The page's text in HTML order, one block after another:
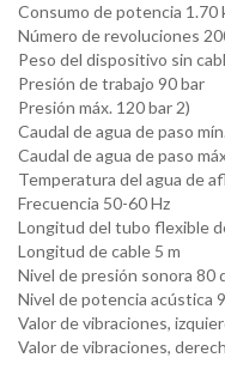
Consumo de potencia 1.70
Número de revoluciones
Peso del dispositivo sin
Presión de trabajo 90 bar
Presión máx. 120 bar 2)
Caudal de agua de paso mín.
Caudal de agua de paso
Temperatura del agua de
Frecuencia 50-60 Hz
Longitud del tubo flexible
Longitud de cable 5 m
Nivel de presión sonora 80
Nivel de potencia acústica
Valor de vibraciones,
Valor de vibraciones,